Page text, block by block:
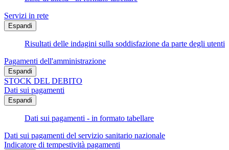
Servizi in rete
Espandi
Risultati delle indagini sulla soddisfazione da parte degli utenti
Pagamenti dell'amministrazione
Espandi
STOCK DEL DEBITO
Dati sui pagamenti
Espandi
Dati sui pagamenti - in formato tabellare
Dati sui pagamenti del servizio sanitario nazionale
Indicatore di tempestività pagamenti